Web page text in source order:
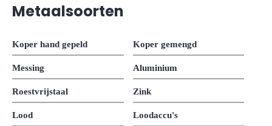
Metaalsoorten
Koper hand gepeld Koper gemengd
Messing Aluminium
Roestvrijstaal Zink
Lood Loodaccu's